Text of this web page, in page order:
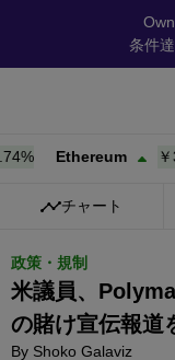
条件
Ethereum ￥
チャート
政策・規制
米議員、
の賭け宣伝報道
By Shoko Galaviz